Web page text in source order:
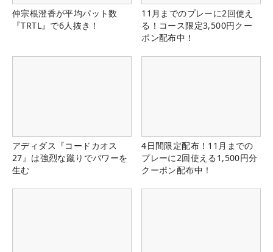
仲宗根澄香が平均パット数
『TRTL』で6人抜き！
11月までのプレーに2回使え
る！コース限定3,500円クー
ポン配布中！
アディダス『コードカオス
27』は強烈な蹴りでパワーを
生む
4日間限定配布！11月までの
プレーに2回使える1,500円分
クーポン配布中！